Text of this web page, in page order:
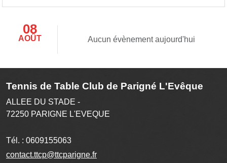
08
AOÛT Aucun évènement aujourd'hui
Tennis de Table Club de Parigné L'Evêque
ALLEE DU STADE -
72250 PARIGNE L'EVEQUE
Tél. : 0609155063
contact.ttcp@ttcparigne.fr